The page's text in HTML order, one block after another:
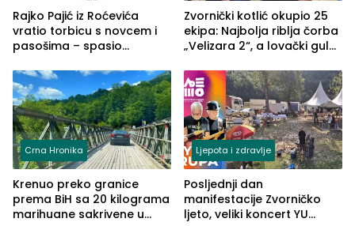
Rajko Pajić iz Roćevića
vratio torbicu s novcem i
pasošima – spasio
Grčkoj
Zvornički kotlić okupio 25
ekipa: Najbolja riblja čorba
„Velizara 2“, a lovački gulaš
Crna Hronika
Krenuo preko granice
prema BiH sa 20 kilograma
marihuane sakrivene u
Ljepota i zdravlje
Posljednji dan
manifestacije Zvorničko
ljeto, veliki koncert YU